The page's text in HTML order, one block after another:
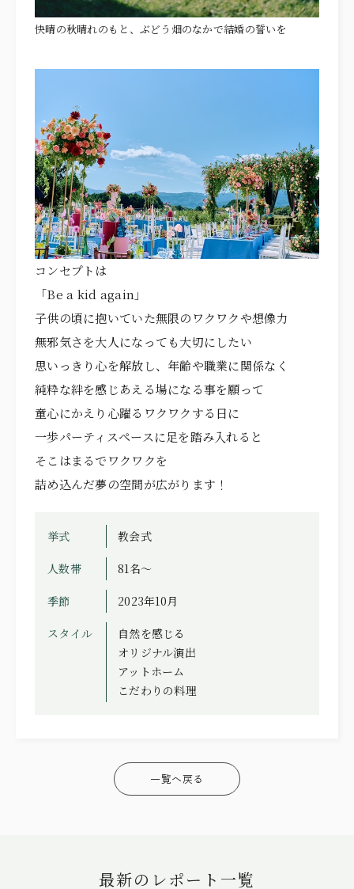
快晴の秋晴れのもと、ぶどう畑のなかで結婚の誓いを
コンセプトは
「Be a kid again」
子供の頃に抱いていた無限のワクワクや想像力
無邪気さを大人になっても大切にしたい
思いっきり心を解放し、年齢や職業に関係なく
純粋な絆を感じあえる場になる事を願って
童心にかえり心躍るワクワクする日に
一歩パーティスペースに足を踏み入れると
そこはまるでワクワクを
詰め込んだ夢の空間が広がります！
挙式 教会式
人数帯 81名～
季節 2023年10月
スタイル
自然を感じる
オリジナル演出
アットホーム
こだわりの料理
一覧へ戻る
最新のレポート一覧